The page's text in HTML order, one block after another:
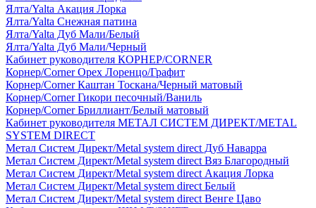
Ялта/Yalta Акация Лорка
Ялта/Yalta Снежная патина
Ялта/Yalta Дуб Мали/Белый
Ялта/Yalta Дуб Мали/Черный
Кабинет руководителя КОРНЕР/CORNER
Корнер/Corner Орех Лоренцо/Графит
Корнер/Corner Каштан Тоскана/Черный матовый
Корнер/Corner Гикори песочный/Ваниль
Корнер/Corner Бриллиант/Белый матовый
Кабинет руководителя МЕТАЛ СИСТЕМ ДИРЕКТ/METAL
SYSTEM DIRECT
Метал Систем Директ/Metal system direct Дуб Наварра
Метал Систем Директ/Metal system direct Вяз Благородный
Метал Систем Директ/Metal system direct Акация Лорка
Метал Систем Директ/Metal system direct Белый
Метал Систем Директ/Metal system direct Венге Цаво